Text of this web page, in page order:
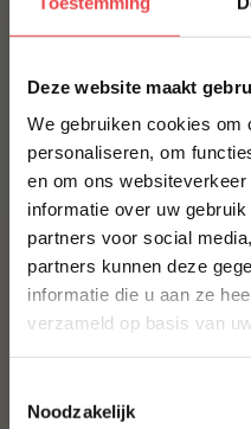
Deze website maakt
We gebruiken cookies om
personaliseren, om
en om ons
informatie over uw
partners voor social
partners kunnen deze
informatie die u aan ze
verzameld op basis van
Noodzakelijk
Veelgestelde vragen
Productbeoordelingen
MAAK JE JALAPEÑO
BBQUALITY
Bestel alles
10% korting op je
eerste bestelling*
Schrijf je in voor onze
10% korting op jouw
VOORNAAM
ACHTERNAAM